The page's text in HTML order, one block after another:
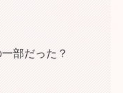
部だった？